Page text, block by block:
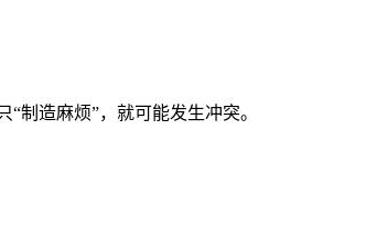
造麻烦”，就可能发生冲突。